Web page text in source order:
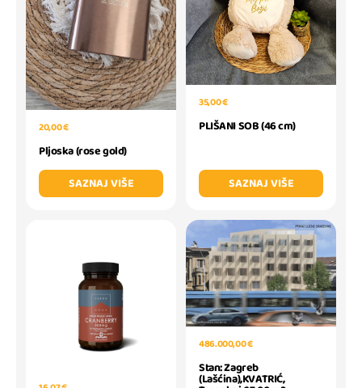
20,00 €
Pljoska (rose gold)
SAZNAJ VIŠE
35,00 €
PLIŠANI SOB (46 cm)
SAZNAJ VIŠE
486.000,00 €
Stan: Zagreb
(Lašćina),KVATRIĆ,